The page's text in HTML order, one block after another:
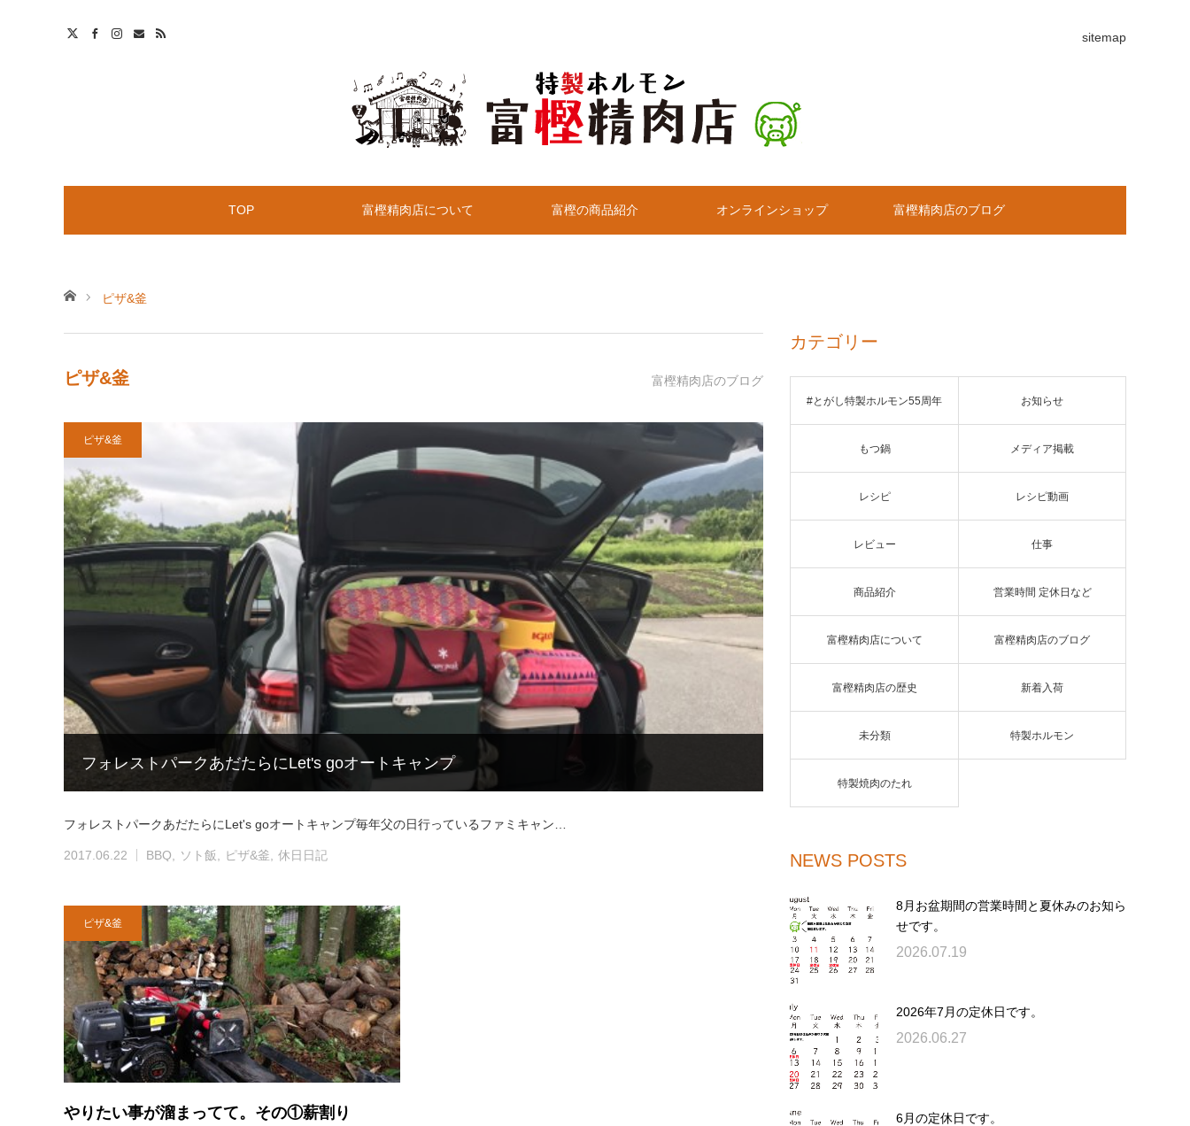
TOP 富樫精肉店について 富樫の商品紹介 オンラインショップ 富樫精肉店のブログ
sitemap
ホームピザ&釜
ピザ&釜 富樫精肉店のブログ
ピザ&釜
フォレストパークあだたらにLet's goオートキャンプ
フォレストパークあだたらにLet's goオートキャンプ毎年父の日行っているファミキャン…
2017.06.22 BBQ ソト飯 ピザ&釜 休日日記
ピザ&釜
やりたい事が溜まってて。その①薪割り
カテゴリー
#とがし特製ホルモン55周年 お知らせ
もつ鍋 メディア掲載
レシピ レシピ動画
レビュー 仕事
商品紹介 営業時間 定休日など
富樫精肉店について 富樫精肉店のブログ
富樫精肉店の歴史 新着入荷
未分類 特製ホルモン
特製焼肉のたれ
NEWS POSTS
8月お盆期間の営業時間と夏休みのお知ら
せです。
2026.07.19
2026年7月の定休日です。
2026.06.27
6月の定休日です。